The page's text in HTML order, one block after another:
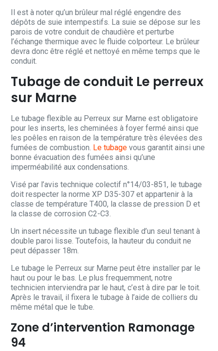
Il est à noter qu’un brûleur mal réglé engendre des
dépôts de suie intempestifs. La suie se dépose sur les
parois de votre conduit de chaudière et perturbe
l’échange thermique avec le fluide colporteur. Le brûleur
devra donc être réglé et nettoyé en même temps que le
conduit.
Tubage de conduit Le perreux
sur Marne
Le tubage flexible au Perreux sur Marne est obligatoire
pour les inserts, les cheminées à foyer fermé ainsi que
les poêles en raison de la température très élevées des
fumées de combustion. Le tubage vous garantit ainsi une
bonne évacuation des fumées ainsi qu’une
imperméabilité aux condensations.
Visé par l’avis technique colectif n°14/03-851, le tubage
doit respecter la norme XP D35-307 et appartenir à la
classe de température T400, la classe de pression D et
la classe de corrosion C2-C3.
Un insert nécessite un tubage flexible d’un seul tenant à
double paroi lisse. Toutefois, la hauteur du conduit ne
peut dépasser 18m.
Le tubage le Perreux sur Marne peut être installer par le
haut ou pour le bas. Le plus frequemment, notre
technicien interviendra par le haut, c’est à dire par le toit.
Après le travail, il fixera le tubage à l’aide de colliers du
même métal que le tube.
Zone d’intervention Ramonage
94